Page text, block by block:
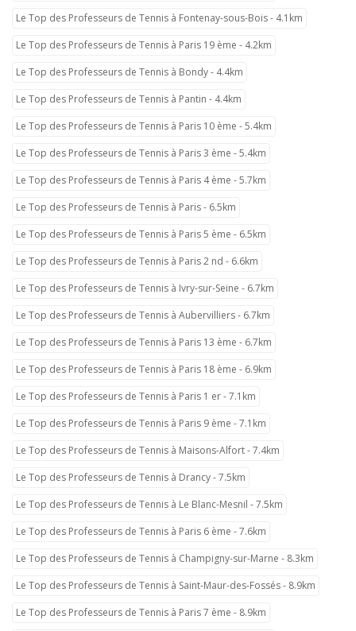
Le Top des Professeurs de Tennis à Fontenay-sous-Bois - 4.1km
Le Top des Professeurs de Tennis à Paris 19 ème - 4.2km
Le Top des Professeurs de Tennis à Bondy - 4.4km
Le Top des Professeurs de Tennis à Pantin - 4.4km
Le Top des Professeurs de Tennis à Paris 10 ème - 5.4km
Le Top des Professeurs de Tennis à Paris 3 ème - 5.4km
Le Top des Professeurs de Tennis à Paris 4 ème - 5.7km
Le Top des Professeurs de Tennis à Paris - 6.5km
Le Top des Professeurs de Tennis à Paris 5 ème - 6.5km
Le Top des Professeurs de Tennis à Paris 2 nd - 6.6km
Le Top des Professeurs de Tennis à Ivry-sur-Seine - 6.7km
Le Top des Professeurs de Tennis à Aubervilliers - 6.7km
Le Top des Professeurs de Tennis à Paris 13 ème - 6.7km
Le Top des Professeurs de Tennis à Paris 18 ème - 6.9km
Le Top des Professeurs de Tennis à Paris 1 er - 7.1km
Le Top des Professeurs de Tennis à Paris 9 ème - 7.1km
Le Top des Professeurs de Tennis à Maisons-Alfort - 7.4km
Le Top des Professeurs de Tennis à Drancy - 7.5km
Le Top des Professeurs de Tennis à Le Blanc-Mesnil - 7.5km
Le Top des Professeurs de Tennis à Paris 6 ème - 7.6km
Le Top des Professeurs de Tennis à Champigny-sur-Marne - 8.3km
Le Top des Professeurs de Tennis à Saint-Maur-des-Fossés - 8.9km
Le Top des Professeurs de Tennis à Paris 7 ème - 8.9km